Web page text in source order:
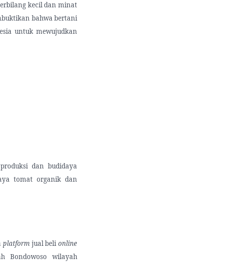
kecil dan minat
bahwa bertani
untuk mewujudkan
dan budidaya
tomat organik dan
platformjual beli online
Bondowoso wilayah